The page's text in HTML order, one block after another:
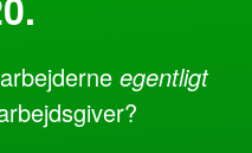
egentligt